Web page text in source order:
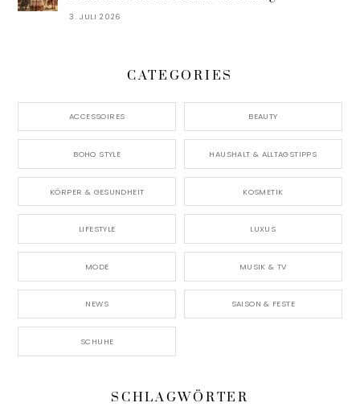
3. JULI 2026
CATEGORIES
ACCESSOIRES BEAUTY
BOHO STYLE HAUSHALT & ALLTAGSTIPPS
KÖRPER & GESUNDHEIT KOSMETIK
LIFESTYLE LUXUS
MODE MUSIK & TV
NEWS SAISON & FESTE
SCHUHE
SCHLAGWÖRTER